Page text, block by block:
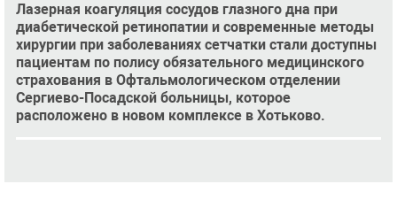
Лазерная коагуляция сосудов глазного дна при
диабетической ретинопатии и современные методы
хирургии при заболеваниях сетчатки стали доступны
пациентам по полису обязательного медицинского
страхования в Офтальмологическом отделении
Сергиево-Посадской больницы, которое
расположено в новом комплексе в Хотьково.